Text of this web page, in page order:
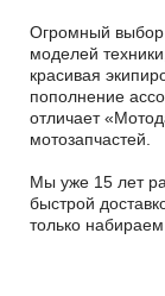
Огромный выбор
моделей
красивая
пополнение
отличает
мотозапчастей.
Мы уже 15 лет
быстрой
только